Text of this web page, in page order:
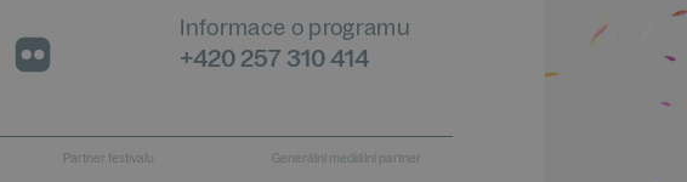
Informace o programu
+420 257 310 414
Partner festivalu Generální mediální partner